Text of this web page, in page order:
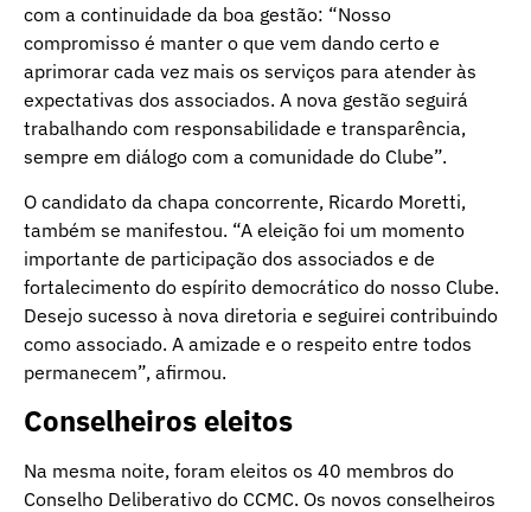
com a continuidade da boa gestão: “Nosso
compromisso é manter o que vem dando certo e
aprimorar cada vez mais os serviços para atender às
expectativas dos associados. A nova gestão seguirá
trabalhando com responsabilidade e transparência,
sempre em diálogo com a comunidade do Clube”.
O candidato da chapa concorrente, Ricardo Moretti,
também se manifestou. “A eleição foi um momento
importante de participação dos associados e de
fortalecimento do espírito democrático do nosso Clube.
Desejo sucesso à nova diretoria e seguirei contribuindo
como associado. A amizade e o respeito entre todos
permanecem”, afirmou.
Conselheiros eleitos
Na mesma noite, foram eleitos os 40 membros do
Conselho Deliberativo do CCMC. Os novos conselheiros